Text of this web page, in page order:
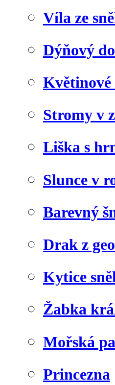
Víla ze
Dýňový
Stromy v
Liška s
Slunce v
Barevný
Drak z
Kytice
Žabka
Mořská
Princezna